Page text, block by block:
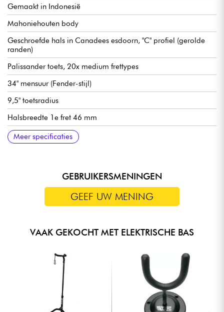
Gemaakt in Indonesië
Mahoniehouten body
Geschroefde hals in Canadees esdoorn, "C" profiel (gerolde
randen)
Palissander toets, 20x medium frettypes
34" mensuur (Fender-stijl)
9,5" toetsradius
Halsbreedte 1e fret 46 mm
Sire Standard J-Revolution Pickup set
Sire Standard 2-bands voorversterker, schakelbaar
actief/passief (18v via 2x 9v batterijen)
Volume
Toon
Mic balans
Hoge tonen
Bas (push/pull voor actieve of passieve modus)
Sire Standaard Bas Brug met Body Thru gat
Sire Standaard Open Stemmechanieken
Hoogglans afwerking body
Satijnen hals
Meer specificaties
GEBRUIKERSMENINGEN
GEEF UW MENING
VAAK GEKOCHT MET ELEKTRISCHE BAS